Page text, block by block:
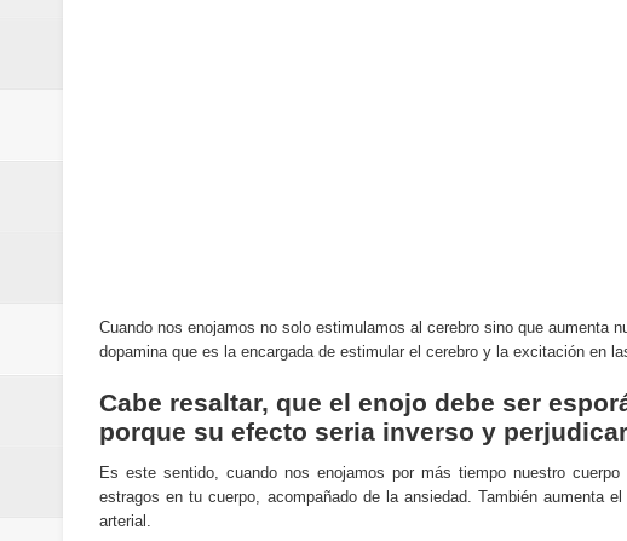
Ubuntu vs Linux Mint: diferencias,
Cuando nos enojamos no solo estimulamos al cerebro sino que aumenta
dopamina que es la encargada de estimular el cerebro y la excitación en
Cabe resaltar, que el enojo debe ser
porque su efecto seria inverso y
Es este sentido, cuando nos enojamos por más tiempo nuestro
estragos en tu cuerpo, acompañado de la ansiedad. También aumenta
arterial.